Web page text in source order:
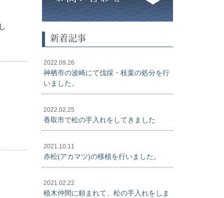
新着記事
2022.09.26
神栖市の波崎にて伐採・枝葉の処分を行
いました。
2022.02.25
香取市で松の手入れをしてきました
2021.10.11
赤松(アカマツ)の移植を行いました。
2021.02.22
植木仲間に頼まれて、松の手入れをしま